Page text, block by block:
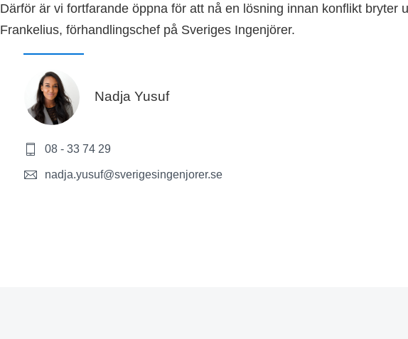
Därför är vi fortfarande öppna för att nå en lösning innan konflikt bryter
Frankelius, förhandlingschef på Sveriges Ingenjörer.
Nadja Yusuf
08 - 33 74 29
nadja.yusuf@sverigesingenjorer.se